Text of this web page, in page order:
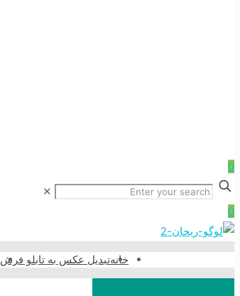
0
✕
0
خانهتبدیل عکس به تابلو فرش